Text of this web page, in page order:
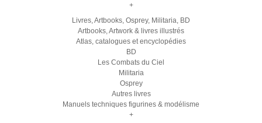
+
Livres, Artbooks, Osprey, Militaria, BD
Artbooks, Artwork & livres illustrés
Atlas, catalogues et encyclopédies
BD
Les Combats du Ciel
Militaria
Osprey
Autres livres
Manuels techniques figurines & modélisme
+